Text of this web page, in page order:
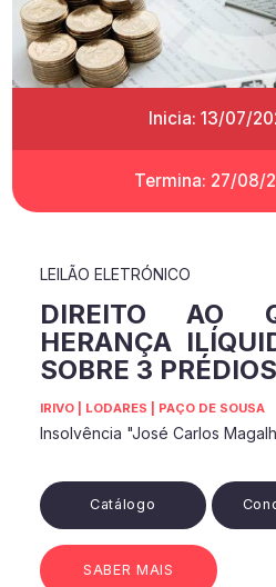
Inicia: 13/07/
Termina: 27/08/
LEILÃO ELETRÓNICO
DIREITO AO
HERANÇA
SOBRE 3
IRIVO | LODARES | PAÇO DE SOUSA
Insolvência "José Carlos
Catálogo
SABER MAIS